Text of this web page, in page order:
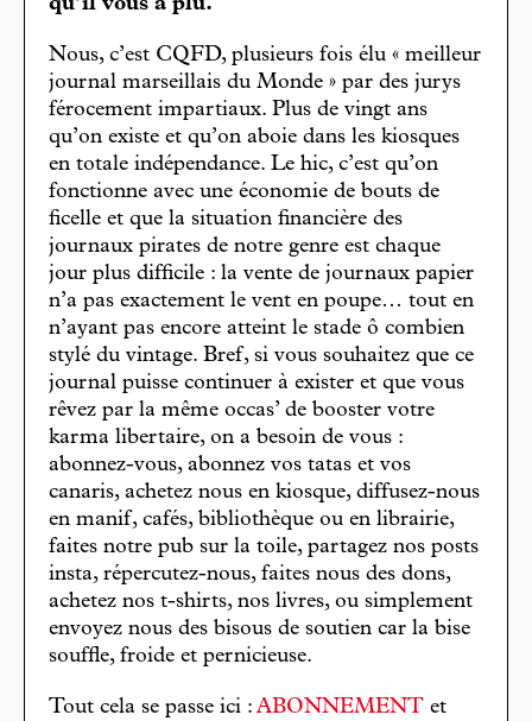
qu’il vous a plu.
Nous, c’est CQFD, plusieurs fois élu « meilleur
journal marseillais du Monde » par des jurys
férocement impartiaux. Plus de vingt ans
qu’on existe et qu’on aboie dans les kiosques
en totale indépendance. Le hic, c’est qu’on
fonctionne avec une économie de bouts de
ficelle et que la situation financière des
journaux pirates de notre genre est chaque
jour plus difficile : la vente de journaux papier
n’a pas exactement le vent en poupe… tout en
n’ayant pas encore atteint le stade ô combien
stylé du vintage. Bref, si vous souhaitez que ce
journal puisse continuer à exister et que vous
rêvez par la même occas’ de booster votre
karma libertaire, on a besoin de vous :
abonnez-vous, abonnez vos tatas et vos
canaris, achetez nous en kiosque, diffusez-nous
en manif, cafés, bibliothèque ou en librairie,
faites notre pub sur la toile, partagez nos posts
insta, répercutez-nous, faites nous des dons,
achetez nos t-shirts, nos livres, ou simplement
envoyez nous des bisous de soutien car la bise
souffle, froide et pernicieuse.
Tout cela se passe ici : ABONNEMENT et